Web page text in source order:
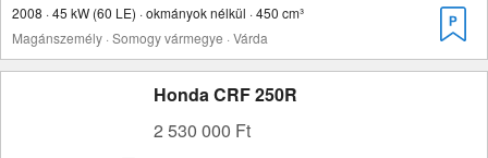
2008 · 45 kW (60 LE) · okmányok nélkül · 450 cm³
Magánszemély · Somogy vármegye · Várda
Honda CRF 250R
2 530 000 Ft